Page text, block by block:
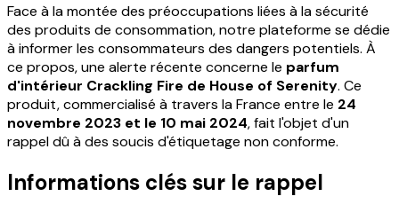
Face à la montée des préoccupations liées à la sécurité
des produits de consommation, notre plateforme se dédie
à informer les consommateurs des dangers potentiels. À
ce propos, une alerte récente concerne le parfum
d'intérieur Crackling Fire de House of Serenity. Ce
produit, commercialisé à travers la France entre le 24
novembre 2023 et le 10 mai 2024, fait l'objet d'un
rappel dû à des soucis d'étiquetage non conforme.
Informations clés sur le rappel